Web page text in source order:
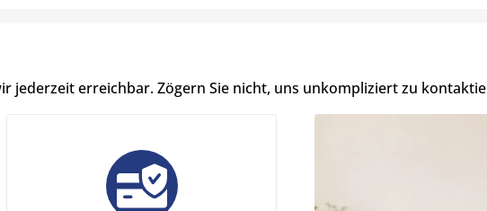
jederzeit erreichbar. Zögern Sie nicht, uns unkompliziert zu